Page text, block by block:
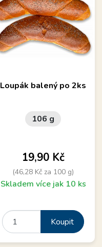
Loupák balený po 2ks
106 g
Cena
19,90 Kč
(46,28 Kč za 100 g)
Skladem více jak 10 ks
Koupit